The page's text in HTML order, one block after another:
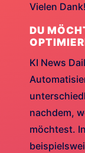
Vielen
DU
KI News
nachdem,
möchtest.